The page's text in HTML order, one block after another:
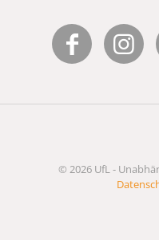
© 2026 UfL -